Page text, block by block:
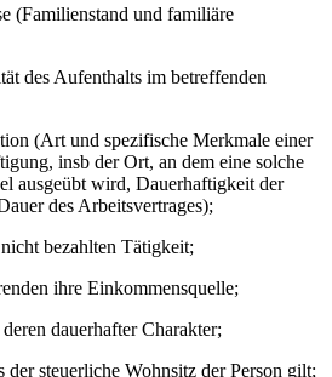
(Familienstand und familiäre
des Aufenthalts im betreffenden
(Art und spezifische Merkmale einer
insb der Ort, an dem eine solche
ausgeübt wird, Dauerhaftigkeit der
des Arbeitsvertrages);
bezahlten Tätigkeit;
ihre Einkommensquelle;
dauerhafter Charakter;
der steuerliche Wohnsitz der Person gilt;